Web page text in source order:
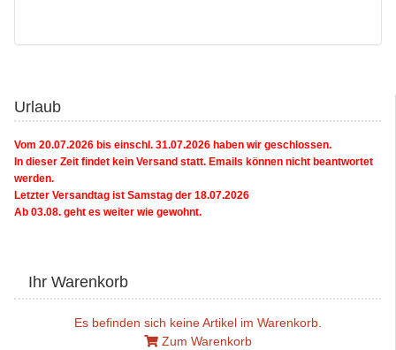
Urlaub
Vom 20.07.2026 bis einschl. 31.07.2026 haben wir geschlossen.
In dieser Zeit findet kein Versand statt. Emails können nicht beantwortet
werden.
Letzter Versandtag ist Samstag der 18.07.2026
Ab 03.08. geht es weiter wie gewohnt.
Ihr Warenkorb
Es befinden sich keine Artikel im Warenkorb.
Zum Warenkorb